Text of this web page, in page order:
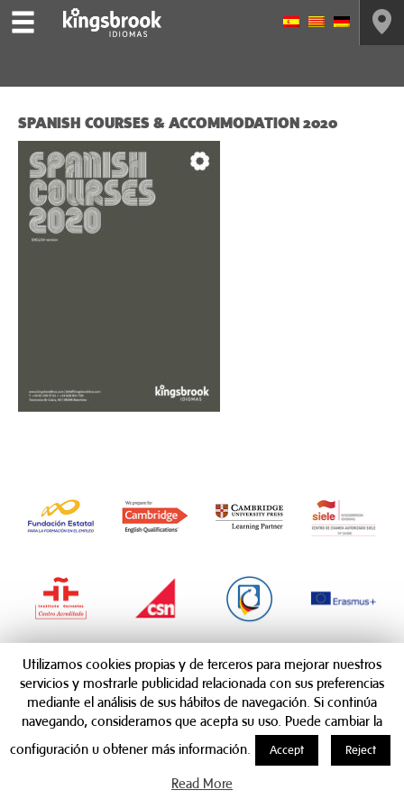
SPANISH COURSES & ACCOMMODATION 2020
Utilizamos cookies propias y de terceros para mejorar nuestros
servicios y mostrarle publicidad relacionada con sus preferencias
mediante el análisis de sus hábitos de navegación. Si continúa
navegando, consideramos que acepta su uso. Puede cambiar la
configuración u obtener más información.
Accept Reject
Read More